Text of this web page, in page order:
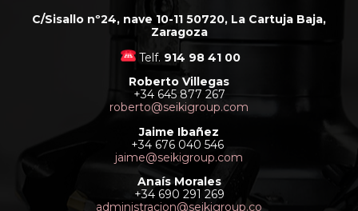
C/Sisallo nº24, nave 10-11 50720, La Cartuja Baja,
Zaragoza
Telf. 914 98 41 00
Roberto Villegas
+34 645 877 267
roberto@seikigroup.com
Jaime Ibañez
+34 676 040 546
jaime@seikigroup.com
Anaís Morales
+34 690 291 269
administracion@seikigroup.co